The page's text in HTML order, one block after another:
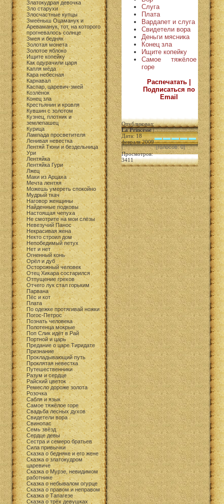
Златокудрая девочка
Зло старухи
Злосчастные купцы
Змеёныш Оцаманук и
Ареваманук, тот, на которого
прогневалось солнце
Змея и бедняк
Золотая монета
Золотое яблоко
Ищите копейку
Как одурачили царя
Капля мёда
Кара небесная
Карнавал
Каспар, царевич-змей
Козлёнок
Конец зла
Крестьянин и кровля
Кувшин с золотом
Кузнец, плотник и
землепашец
Курица
Лампада просветителя
Ленивая невестка
Лентяй Тюни и бездельница
Ури
Лентяйка
Лентяйка Гури
Лжец
Маки из Арцаха
Мечта лентяя
Можешь умереть спокойно
Мудрый ткач
Наговор женщины
Найденные подковы
Настоящая чепуха
Не смотрите на мои слёзы
Невезучий Панос
Некрасивая жена
Некто строил дом
Непобедимый петух
Нет и нет
Огненный конь
Орёл и дуб
Осторожный человек
Отец Хикара состарился
Отпущение грехов
Отчего лук стал горьким
Парвана
Пёс и кот
Плата
По одежке протягивай ножки
Погос-Петрос
Познать человека
Полотенца мокрые
Поп Слик идёт в Рай
Портной и царь
Предание о царе Тиридате
Признание
Прокладывающий путь
Проклятая невестка
Путешественники
Разум и сердце
Райский цветок
Ремесло дороже золота
Розочка
Сабля и язык
Самое тяжёлое горе
Свадьба лесных духов
Свидетели вора
Свинопас
Семь звёзд
Сердце девы
Сестра и семеро братьев
Сила привычки
Сказка о бедняке и его жене
Сказка о златокудром
царевиче
Сказка о Мурзе, невидимом
работнике
Сказка о небывалом огурце
Сказка о правом и неправом
Сказка о Тапагезе
Сказка о трёх девушках
Слуга
Плата
Вардапет и слуга
Свидетели вора
Деньги мясника
Конец зла
Ищите копейку
Самое тяжёлое
горе
Распечатать |
Подписаться по
Email
Опубликовал:
La Princesse|
Дата: 18
февраля 2009
|
Просмотров:
3411
(голосов: 0)